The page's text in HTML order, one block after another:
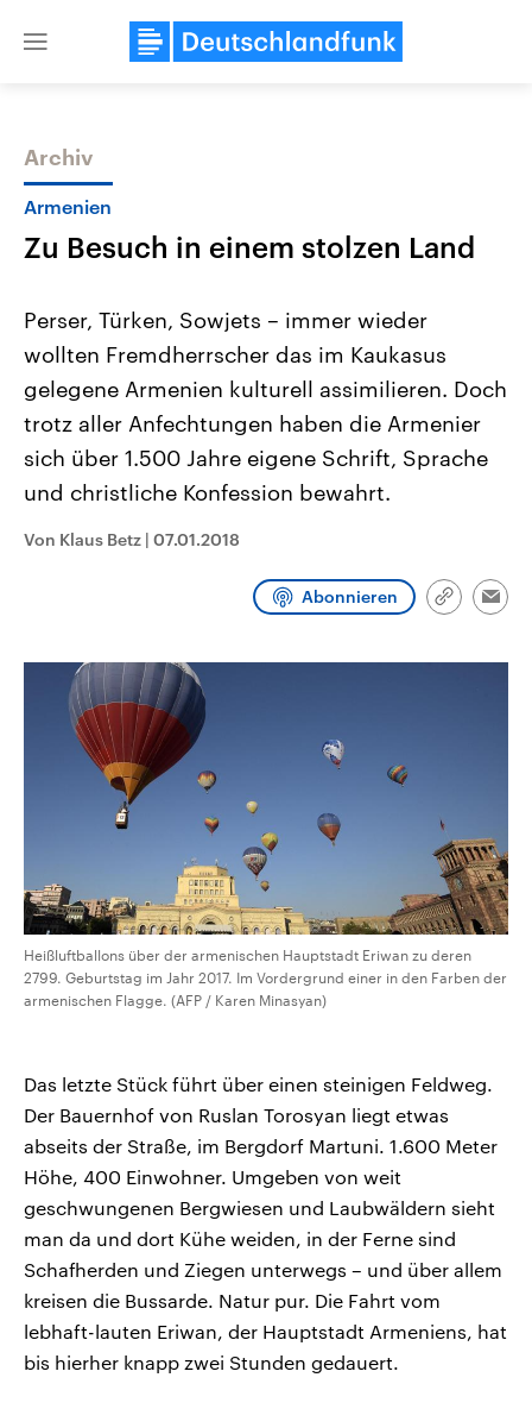
Close
Themen
Landtagswahl Sachsen-Anhalt
2026
Alle Informationen
Sachsen-Anhalt wählt am 6.
September 2026 einen neuen
Bundesland von einer Koalition aus
CDU, SPD und FDP regiert.-
Wahlprogramme, aktuelle Berichte
und Hintergründe zu den Parteien
Aktuelle Beiträge,
Hintergründe
Wirtschaftlich und
gehören die Vereinigten
Programm Podcasts
Audio-Archiv
Archiv
Armenien
Zu Besuch in einem stolzen Land
Perser, Türken, Sowjets – immer wieder
wollten Fremdherrscher das im Kaukasus
gelegene Armenien kulturell assimilieren. Doch
trotz aller Anfechtungen haben die Armenier
sich über 1.500 Jahre eigene Schrift, Sprache
und christliche Konfession bewahrt.
Von Klaus Betz | 07.01.2018
Abonnieren
Link
Heißluftballons über der armenischen Hauptstadt Eriwan zu deren
2799. Geburtstag im Jahr 2017. Im Vordergrund einer in den Farben der
armenischen Flagge. (AFP / Karen Minasyan)
Das letzte Stück führt über einen steinigen Feldweg.
Der Bauernhof von Ruslan Torosyan liegt etwas
abseits der Straße, im Bergdorf Martuni. 1.600 Meter
Höhe, 400 Einwohner. Umgeben von weit
geschwungenen Bergwiesen und Laubwäldern sieht
man da und dort Kühe weiden, in der Ferne sind
Schafherden und Ziegen unterwegs – und über allem
kreisen die Bussarde. Natur pur. Die Fahrt vom
lebhaft-lauten Eriwan, der Hauptstadt Armeniens, hat
bis hierher knapp zwei Stunden gedauert.